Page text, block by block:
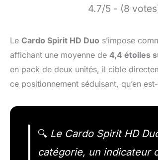
4.7/5 - (8
Le Cardo Spirit HD Duo s’impose
affichant une moyenne de 4,4 étoiles
en pack de deux unités, il cible
ce positionnement séduisant, qu’en
🔍 Le Cardo Spirit HD
catégorie, un indicateur